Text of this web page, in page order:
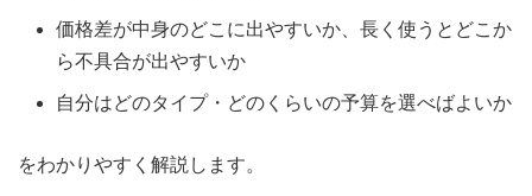
価格差が中身のどこに出やすいか、長く使うとどこか
ら不具合が出やすいか
自分はどのタイプ・どのくらいの予算を選べばよいか
をわかりやすく解説します。